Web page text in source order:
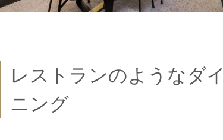
レストランのようなダイ
ニング